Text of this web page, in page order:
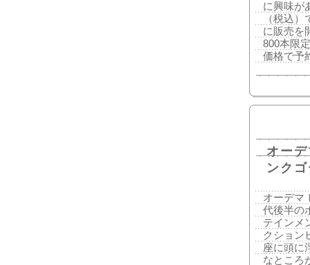
に興味が
（税込
に販売を
800本限
価格で予
オー
ンク
オーデマ
代後半の
テインメ
クション
座に頭に
なところ